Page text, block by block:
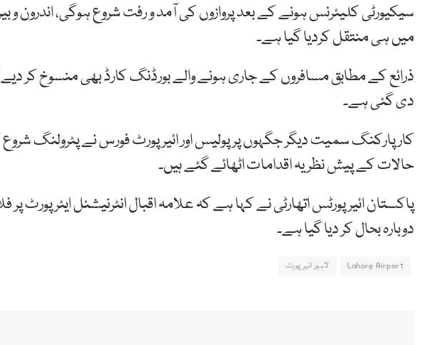
سیکیورٹی کلیئرنس ہونے کے بعد پروازوں کی آمد و رفت شروع ہوگی، اندرون و
میں ہی منتقل کردیا گیا ہے۔
ذرائع کے مطابق مسافروں کے جاری ہونے والے بورڈنگ کارڈ بھی منسوخ کر دیے
دی گئی ہے۔
کار پارکنگ سمیت دیگر جگہوں پر پولیس اور ائیرپورٹ فورس نے پٹرولنگ
حالات کے پیش نظر یہ اقدامات اٹھائے گئے ہیں۔
پاکستان ائیرپورٹس اتھارٹی نے کہا ہے کہ علامہ اقبال انٹرنیشنل ایئرپورٹ
دوبارہ بحال کر دیا گیا ہے۔
Lahore Airport لاہور ائیر پورٹ